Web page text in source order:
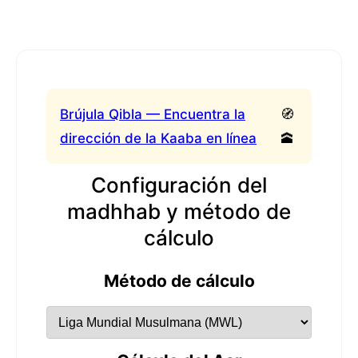
Brújula Qibla — Encuentra la
dirección de la Kaaba en línea
🧭
🕋
Configuración del
madhhab y método de
cálculo
Método de cálculo